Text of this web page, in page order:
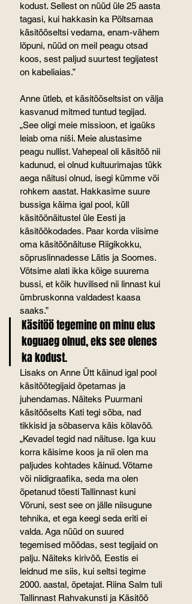
kodust. Sellest on nüüd üle 25 aasta
tagasi, kui hakkasin ka Põltsamaa
käsitööseltsi vedama, enam-vähem
lõpuni, nüüd on meil peagu otsad
koos, sest paljud suurtest tegijatest
on kabeliaias.”
Anne ütleb, et käsitööseltsist on välja
kasvanud mitmed tuntud tegijad.
„See oligi meie missioon, et igaüks
leiab oma niši. Meie alustasime
peagu nullist. Vahepeal oli käsitöö nii
kadunud, ei olnud kultuurimajas tükk
aega näitusi olnud, isegi kümme või
rohkem aastat. Hakkasime suure
bussiga käima igal pool, küll
käsitöönäitustel üle Eesti ja
käsitöökodades. Paar korda viisime
oma käsitöönäituse Riigikokku,
sõpruslinnadesse Lätis ja Soomes.
Võtsime alati ikka kõige suurema
bussi, et kõik huvilised nii linnast kui
ümbruskonna valdadest kaasa
saaks.”
Käsitöö tegemine on minu elus
koguaeg olnud, eks see olenes
ka kodust.
Lisaks on Anne Ütt käinud igal pool
käsitöötegijaid õpetamas ja
juhendamas. Näiteks Puurmani
käsitööselts Kati tegi sõba, nad
tikkisid ja sõbaserva käis kõlavöö.
„Kevadel tegid nad näituse. Iga kuu
korra käisime koos ja nii olen ma
paljudes kohtades käinud. Võtame
või niidigraafika, seda ma olen
õpetanud tõesti Tallinnast kuni
Võruni, sest see on jälle niisugune
tehnika, et ega keegi seda eriti ei
valda. Aga nüüd on suured
tegemised möödas, sest tegijaid on
palju. Näiteks kirivöö, Eestis ei
leidnud me siis, kui seltsi tegime
2000. aastal, õpetajat. Riina Salm tuli
Tallinnast Rahvakunsti ja Käsitöö